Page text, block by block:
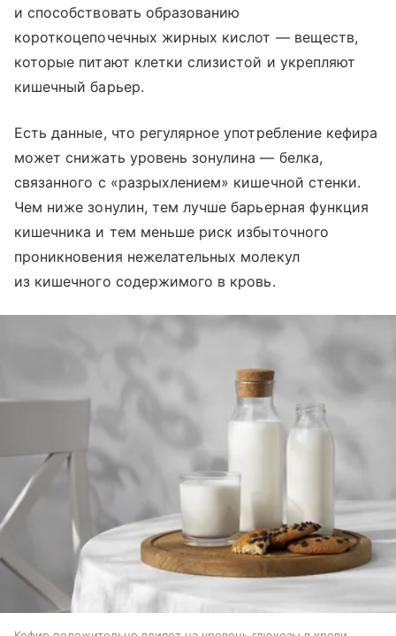
и способствовать образованию
короткоцепочечных жирных кислот — веществ,
которые питают клетки слизистой и укрепляют
кишечный барьер.
Есть данные, что регулярное употребление кефира
может снижать уровень зонулина — белка,
связанного с «разрыхлением» кишечной стенки.
Чем ниже зонулин, тем лучше барьерная функция
кишечника и тем меньше риск избыточного
проникновения нежелательных молекул
из кишечного содержимого в кровь.